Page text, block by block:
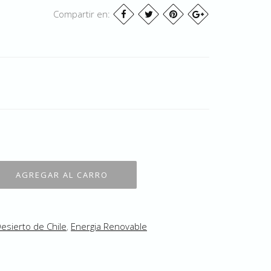
Compartir en:
de Chile, Energia Renovable